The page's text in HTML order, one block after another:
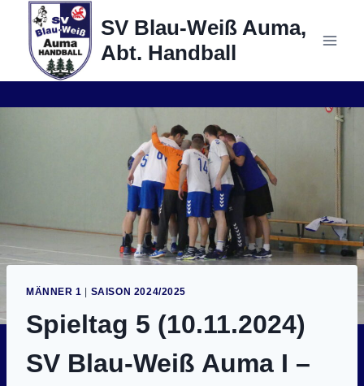
springen
SV Blau-Weiß Auma,
Abt. Handball
MÄNNER 1 | SAISON 2024/2025
Spieltag 5 (10.11.2024)
SV Blau-Weiß Auma I –